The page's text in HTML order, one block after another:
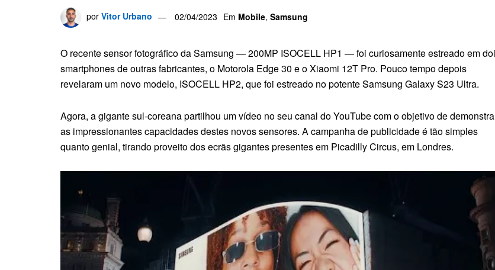
por Vitor Urbano 02/04/2023 Em Mobile, Samsung
O recente sensor fotográfico da Samsung — 200MP ISOCELL HP1 — foi curiosamente estreado em
smartphones de outras fabricantes, o Motorola Edge 30 e o Xiaomi 12T Pro. Pouco tempo depois
revelaram um novo modelo, ISOCELL HP2, que foi estreado no potente Samsung Galaxy S23 Ultra.
Agora, a gigante sul-coreana partilhou um vídeo no seu canal do YouTube com o objetivo de
as impressionantes capacidades destes novos sensores. A campanha de publicidade é tão simples
quanto genial, tirando proveito dos ecrãs gigantes presentes em Picadilly Circus, em Londres.